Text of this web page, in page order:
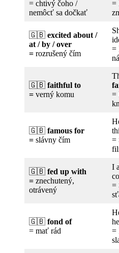
= chtivý čoho /
nemôcť sa dočkať
=
🇬🇧 excited about /
at / by / over
= rozrušený čím
=
🇬🇧 faithful to
= verný komu
=
🇬🇧 famous for
= slávny čím
=
🇬🇧 fed up with
= znechutený,
otrávený
I
=
🇬🇧 fond of
= mať rád
=